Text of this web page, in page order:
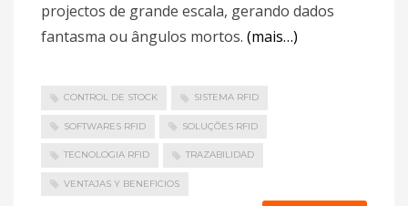
projectos de grande escala, gerando dados
fantasma ou ângulos mortos. (mais…)
CONTROL DE STOCK SISTEMA RFID
SOFTWARES RFID SOLUÇÕES RFID
TECNOLOGIA RFID TRAZABILIDAD
VENTAJAS Y BENEFICIOS